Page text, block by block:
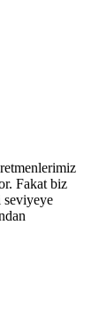
Fakat biz
seviyeye